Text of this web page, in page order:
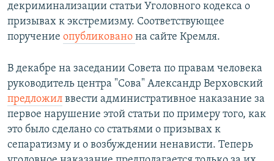
декриминализации статьи Уголовного кодекса о
призывах к экстремизму. Соответствующее
поручение опубликовано на сайте Кремля.
В декабре на заседании Совета по правам человека
руководитель центра "Сова" Александр Верховский
предложил ввести административное наказание за
первое нарушение этой статьи по примеру того, как
это было сделано со статьями о призывах к
сепаратизму и о возбуждении ненависти. Теперь